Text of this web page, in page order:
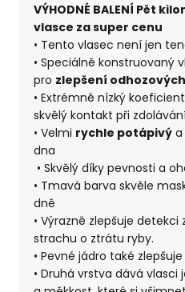
VÝHODNÉ BALENÍ Pět
vlasce za super cenu
• Tento vlasec není jen
• Speciálně konstruovaný
pro zlepšení
• Extrémně nízký
skvělý kontakt při
• Velmi rychle potápivý
dna
• Skvělý díky pevnosti a
• Tmavá barva skvěle
dně
• Výrazně zlepšuje
strachu o ztrátu ryby.
• Pevné jádro také
• Druhá vrstva dává vlasci